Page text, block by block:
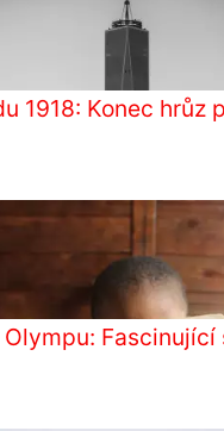
1918: Konec hrůz
Olympu: